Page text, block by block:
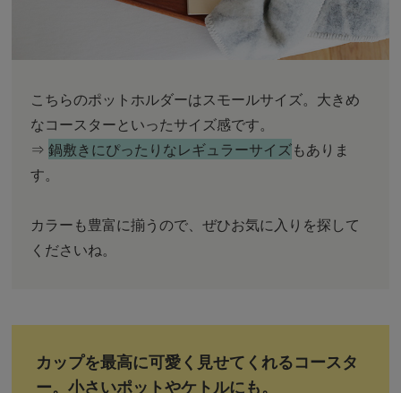
こちらのポットホルダーはスモールサイズ。大きめ
なコースターといったサイズ感です。
⇒鍋敷きにぴったりなレギュラーサイズもありま
す。
カラーも豊富に揃うので、ぜひお気に入りを探して
くださいね。
カップを最高に可愛く見せてくれるコースタ
ー。小さいポットやケトルにも。